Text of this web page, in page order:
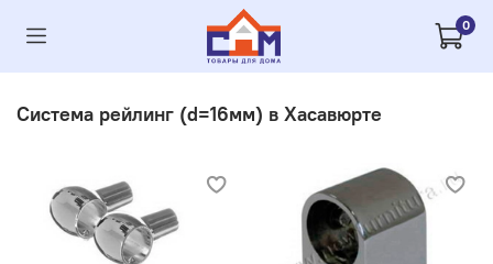
0
Система рейлинг (d=16мм) в Хасавюрте